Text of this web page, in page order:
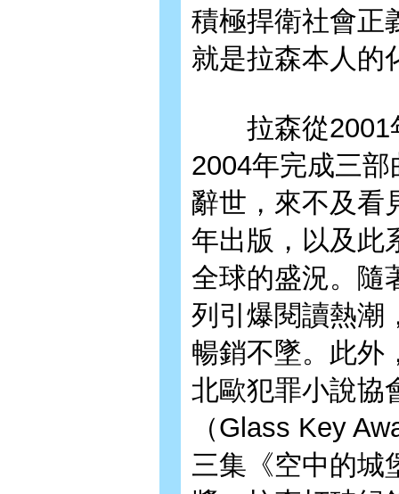
積極捍衛社會正
就是拉森本人的
拉森從2001
2004年完成三
辭世，來不及看
年出版，以及此
全球的盛況。隨
列引爆閱讀熱潮
暢銷不墜。此外
北歐犯罪小說協
（Glass Key
三集《空中的城